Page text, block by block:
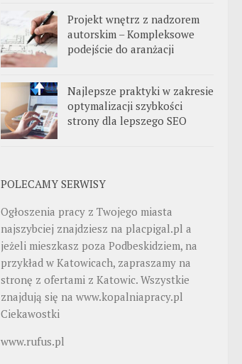
Projekt wnętrz z nadzorem
autorskim – Kompleksowe
podejście do aranżacji
Najlepsze praktyki w zakresie
optymalizacji szybkości
strony dla lepszego SEO
POLECAMY SERWISY
Ogłoszenia pracy z Twojego miasta
najszybciej znajdziesz na placpigal.pl a
jeżeli mieszkasz poza Podbeskidziem, na
przykład w Katowicach, zapraszamy na
stronę z ofertami z Katowic. Wszystkie
znajdują się na www.kopalniapracy.pl
Ciekawostki
www.rufus.pl